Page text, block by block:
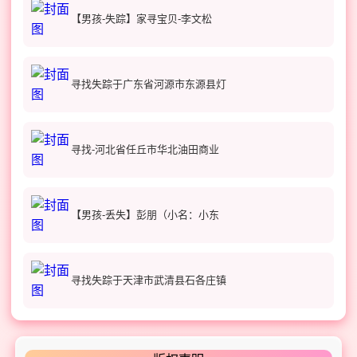
【男孩-失踪】家寻宝贝-李文松
寻找失踪于广东省河源市东源县灯
寻找-河北省任丘市华北油田商业
【男孩-丢失】彭朋（小名：小东
寻找失踪于天津市武清县石各庄镇